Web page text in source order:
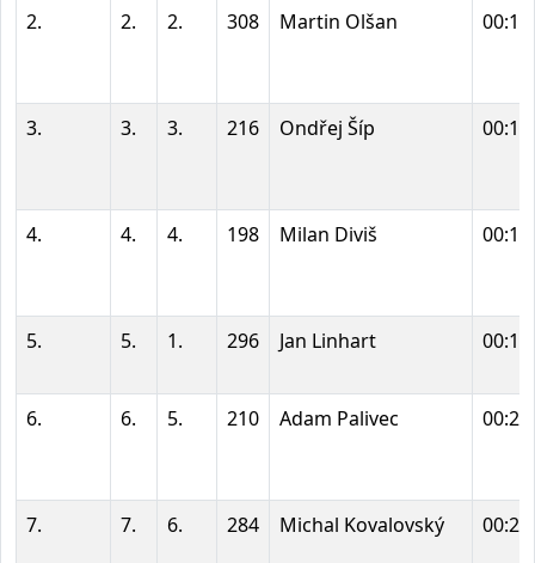
2. 2. 2. 308 Martin Olšan
3. 3. 3. 216 Ondřej Šíp
4. 4. 4. 198 Milan Diviš
5. 5. 1. 296 Jan Linhart
6. 6. 5. 210 Adam Palivec
7. 7. 6. 284 Michal Kovalovský